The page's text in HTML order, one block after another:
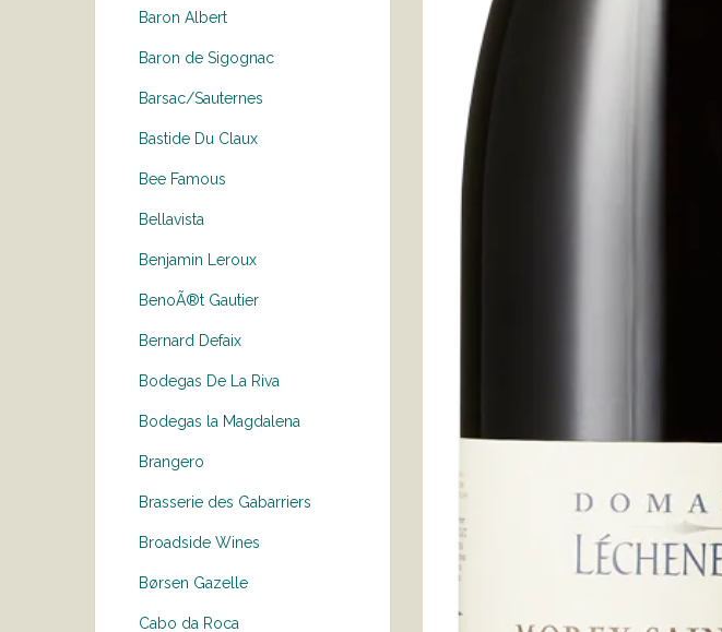
Baron Albert
Baron de Sigognac
Barsac/Sauternes
Bastide Du Claux
Bee Famous
Bellavista
Benjamin Leroux
BenoÃ®t Gautier
Bernard Defaix
Bodegas De La Riva
Bodegas la Magdalena
Brangero
Brasserie des Gabarriers
Broadside Wines
Børsen Gazelle
Cabo da Roca